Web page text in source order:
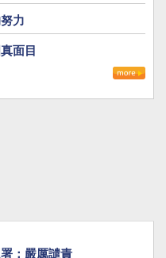
力
面目
：嚴厲譴責